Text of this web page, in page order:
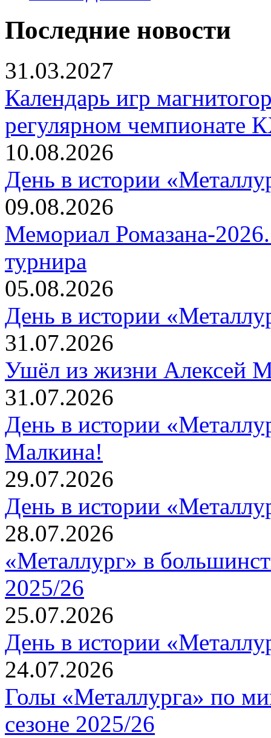
Последние новости
31.03.2027
Календарь игр
регулярном чемпионате
10.08.2026
День в истории
09.08.2026
Мемориал Ромазана-2026.
турнира
05.08.2026
День в истории
31.07.2026
Ушёл из жизни Алексей
31.07.2026
День в истории
Малкина!
29.07.2026
День в истории
28.07.2026
«Металлург» в
2025/26
25.07.2026
День в истории
24.07.2026
Голы «Металлурга» по
сезоне 2025/26